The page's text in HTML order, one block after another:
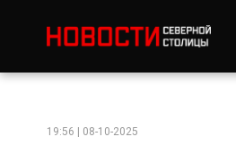
19:56 | 08-10-2025